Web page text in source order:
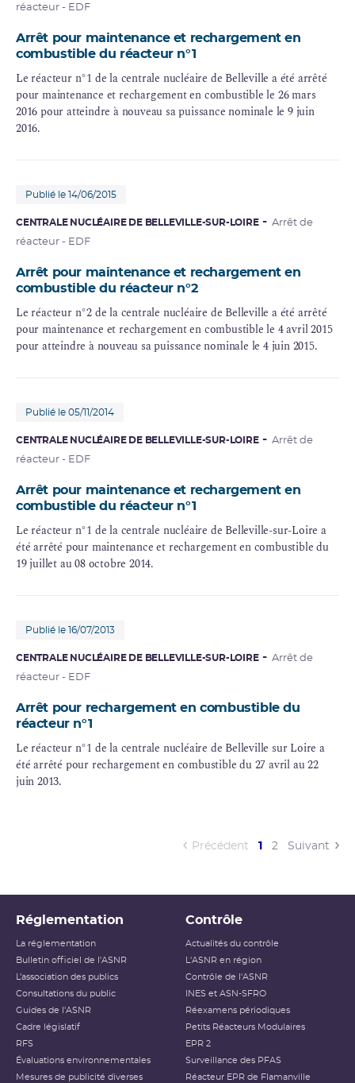
réacteur - EDF
Arrêt pour maintenance et rechargement en
combustible du réacteur n°1
Le réacteur n°1 de la centrale nucléaire de Belleville a été arrêté
pour maintenance et rechargement en combustible le 26 mars
2016 pour atteindre à nouveau sa puissance nominale le 9 juin
2016.
Publié le 14/06/2015
CENTRALE NUCLÉAIRE DE BELLEVILLE-SUR-LOIRE
Arrêt de
réacteur - EDF
Arrêt pour maintenance et rechargement en
combustible du réacteur n°2
Le réacteur n°2 de la centrale nucléaire de Belleville a été arrêté
pour maintenance et rechargement en combustible le 4 avril 2015
pour atteindre à nouveau sa puissance nominale le 4 juin 2015.
Publié le 05/11/2014
CENTRALE NUCLÉAIRE DE BELLEVILLE-SUR-LOIRE
Arrêt de
réacteur - EDF
Arrêt pour maintenance et rechargement en
combustible du réacteur n°1
Le réacteur n°1 de la centrale nucléaire de Belleville-sur-Loire a
été arrêté pour maintenance et rechargement en combustible du
19 juillet au 08 octobre 2014.
Publié le 16/07/2013
CENTRALE NUCLÉAIRE DE BELLEVILLE-SUR-LOIRE
Arrêt de
réacteur - EDF
Arrêt pour rechargement en combustible du
réacteur n°1
Le réacteur n°1 de la centrale nucléaire de Belleville sur Loire a
été arrêté pour rechargement en combustible du 27 avril au 22
juin 2013.
Précédent 1 (current)
2 Suivant
Réglementation
La réglementation
Bulletin officiel de l'ASNR
L’association des publics
Consultations du public
Guides de l'ASNR
Cadre législatif
RFS
Évaluations environnementales
Mesures de publicité diverses
Contrôle
Actualités du contrôle
L'ASNR en région
Contrôle de l'ASNR
INES et ASN-SFRO
Réexamens périodiques
Petits Réacteurs Modulaires
EPR 2
Surveillance des PFAS
Réacteur EPR de Flamanville